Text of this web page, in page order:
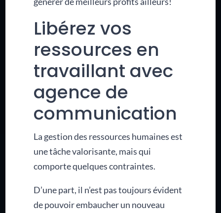
Libérez vos
ressources en
travaillant avec
agence de
communication
La gestion des ressources humaines est
une tâche valorisante, mais qui
comporte quelques contraintes.
D’une part, il n’est pas toujours évident
de pouvoir embaucher un nouveau